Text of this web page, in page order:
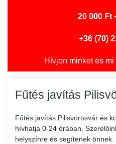
20 000 Ft
+36 (70)
Hívjon minket és
Fűtés javítás
Fűtés javítás Pilisvörösvár és
hívhatja 0-24 órában.
helyszínre és segítenek